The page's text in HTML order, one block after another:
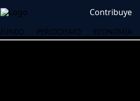
Contribuye
PERIODISMO ECONOMÍA